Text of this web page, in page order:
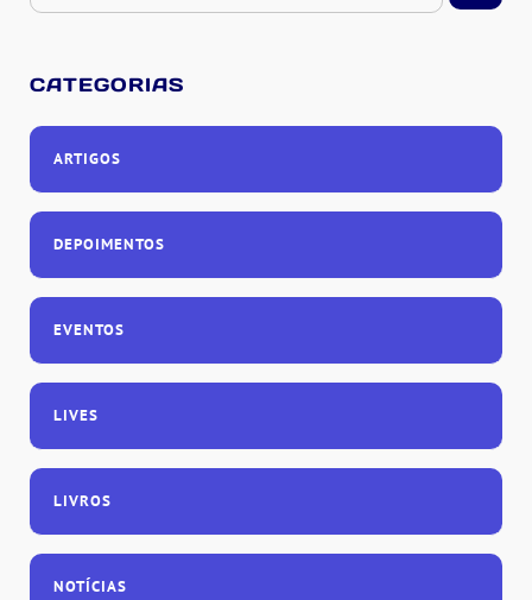
CATEGORIAS
ARTIGOS
DEPOIMENTOS
EVENTOS
LIVES
LIVROS
NOTÍCIAS